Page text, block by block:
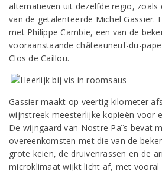
alternatieven uit dezelfde regio, zoals
van de getalenteerde Michel Gassier.
met Philippe Cambie, een van de
vooraanstaande châteauneuf-du-
Clos de Caillou.
Gassier maakt op veertig kilometer
wijnstreek meesterlijke kopieën voor
De wijngaard van Nostre Païs bevat
overeenkomsten met die van de
grote keien, de druivenrassen en de
microklimaat wijkt licht af, met vooral